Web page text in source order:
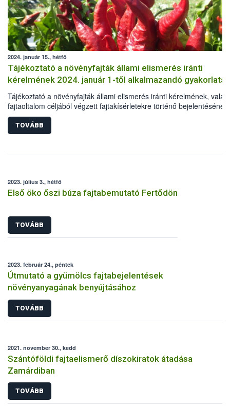
2024. január 15., hétfő
Tájékoztató a növényfajták állami elismerés iránti
kérelmének 2024. január 1-től alkalmazandó
Tájékoztató a növényfajták állami elismerés iránti kérelmének,
fajtaoltalom céljából végzett fajtakísérletekre történő bejelentésének
2024. január 1-től alkalmazandó gyakorlatáról
TOVÁBB
2023. július 3., hétfő
Első öko őszi búza fajtabemutató Fertődön
TOVÁBB
2023. február 24., péntek
Útmutató a gyümölcs fajtabejelentések
növényanyagának benyújtásához
TOVÁBB
2021. november 30., kedd
Szántóföldi fajtaelismerő díszokiratok átadása
Zamárdiban
TOVÁBB